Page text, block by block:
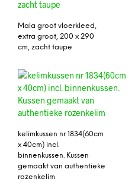
Mala groot vloerkleed,
extra groot, 200 x 290
cm, zacht taupe
kelimkussen nr 1834(60cm
x 40cm) incl.
binnenkussen. Kussen
gemaakt van authentieke
rozenkelim